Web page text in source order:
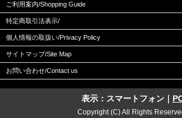
ご利用案内/Shopping Guide
特定商取引法表示/
個人情報の取扱い/Privacy Policy
サイトマップ/Site Map
お問い合わせ/Contact us
表示：スマートフォン｜
Copyright (C) All Rights